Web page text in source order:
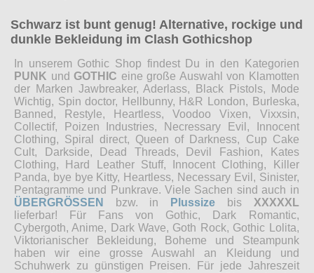
Schwarz ist bunt genug! Alternative, rockige und
dunkle Bekleidung im Clash Gothicshop
In unserem Gothic Shop findest Du in den Kategorien
PUNK und GOTHIC eine große Auswahl von Klamotten
der Marken Jawbreaker, Aderlass, Black Pistols, Mode
Wichtig, Spin doctor, Hellbunny, H&R London, Burleska,
Banned, Restyle, Heartless, Voodoo Vixen, Vixxsin,
Collectif, Poizen Industries, Necressary Evil, Innocent
Clothing, Spiral direct, Queen of Darkness, Cup Cake
Cult, Darkside, Dead Threads, Devil Fashion, Kates
Clothing, Hard Leather Stuff, Innocent Clothing, Killer
Panda, bye bye Kitty, Heartless, Necessary Evil, Sinister,
Pentagramme und Punkrave. Viele Sachen sind auch in
ÜBERGRÖSSEN
bzw. in Plussize bis XXXXXL
lieferbar! Für Fans von Gothic, Dark Romantic,
Cybergoth, Anime, Dark Wave, Goth Rock, Gothic Lolita,
Viktorianischer Bekleidung, Boheme und Steampunk
haben wir eine grosse Auswahl an Kleidung und
Schuhwerk zu günstigen Preisen. Für jede Jahreszeit